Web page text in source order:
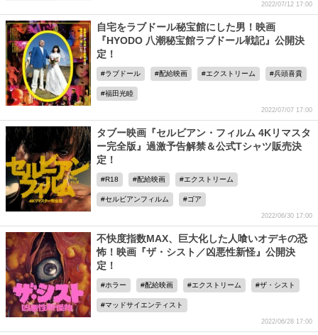
2022/07/12 17:00
自宅をラブドール秘宝館にした男！映画
『HYODO 八潮秘宝館ラブドール戦記』公開決
定！
ラブドール 配給映画 エクストリーム 兵頭喜貴
福田光睦
2022/07/07 17:00
タブー映画『セルビアン・フィルム 4Kリマスタ
ー完全版』過激予告解禁＆公式Tシャツ販売決
定！
R18 配給映画 エクストリーム
セルビアンフィルム ゴア
2022/06/30 17:00
不快度指数MAX、巨大化した人喰いオデキの恐
怖！映画『ザ・シスト／凶悪性新怪』公開決
定！
ホラー 配給映画 エクストリーム ザ・シスト
マッドサイエンティスト
2022/06/28 17:00